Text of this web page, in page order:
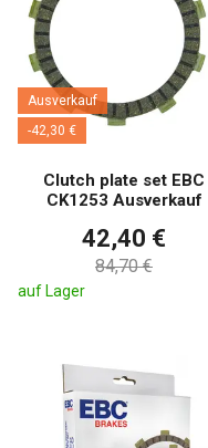
Ausverkauf
-42,30 €
Clutch plate set EBC
CK1253 Ausverkauf
42,40 €
84,70 €
auf Lager